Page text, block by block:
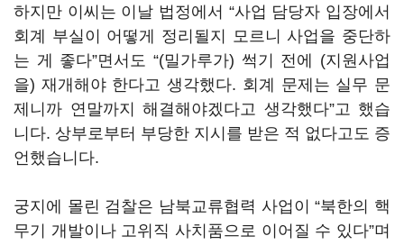
하지만 이씨는 이날 법정에서 “사업 담당자 입장에서
회계 부실이 어떻게 정리될지 모르니 사업을 중단하
는 게 좋다”면서도 “(밀가루가) 썩기 전에 (지원사업
을) 재개해야 한다고 생각했다. 회계 문제는 실무 문
제니까 연말까지 해결해야겠다고 생각했다”고 했습
니다. 상부로부터 부당한 지시를 받은 적 없다고도 증
언했습니다.
궁지에 몰린 검찰은 남북교류협력 사업이 “북한의 핵
무기 개발이나 고위직 사치품으로 이어질 수 있다”며